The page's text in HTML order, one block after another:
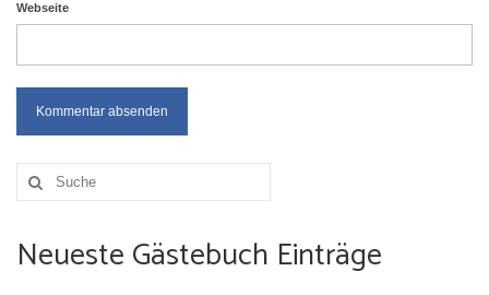
Webseite
Suche
nach:
Neueste Gästebuch Einträge